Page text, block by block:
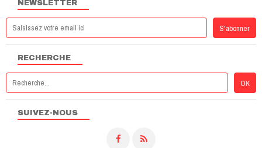
NEWSLETTER
SUIVEZ-NOUS
RECHERCHE